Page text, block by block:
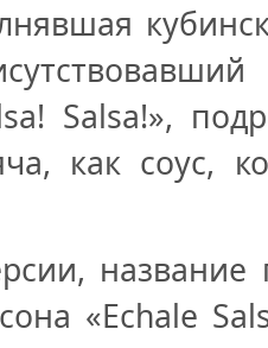
Salsa!»,
как соус,
«Echale